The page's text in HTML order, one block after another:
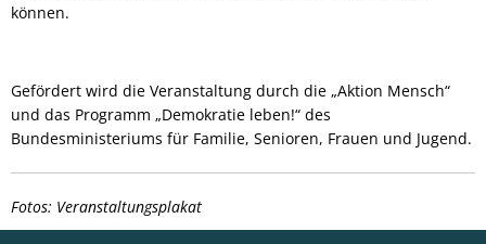
können.
Gefördert wird die Veranstaltung durch die „Aktion Mensch“
und das Programm „Demokratie leben!“ des
Bundesministeriums für Familie, Senioren, Frauen und Jugend.
Fotos: Veranstaltungsplakat